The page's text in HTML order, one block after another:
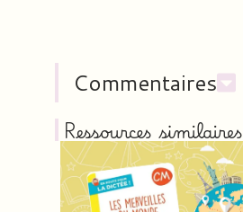
Commentaires
Ressources similaires